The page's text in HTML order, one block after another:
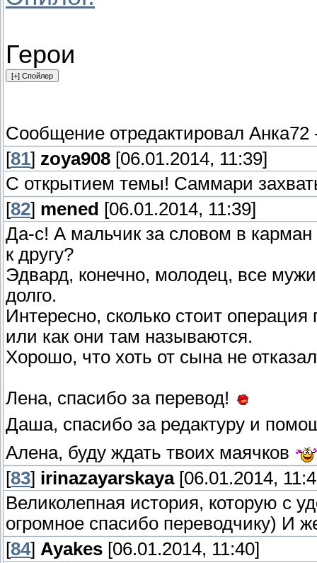
Герои
Сообщение отредактировал Анка72
[81] zoya908 [06.01.2014, 11:39]
С открытием темы! Саммари
[82] mened [06.01.2014, 11:39]
Да-с! А мальчик за словом в карман
к другу?
Эдвард, конечно, молодец, все
долго.
Интересно, сколько стоит
или как они там называются.
Хорошо, что хоть от сына не
Лена, спасибо за перевод!
Даша, спасибо за редактуру и
Алена, буду ждать твоих маячков
[83] irinazayarskaya[06.01.2014,
Великолепная история, которую с
огромное спасибо переводчику) И
[84] Ayakes [06.01.2014, 11:40]